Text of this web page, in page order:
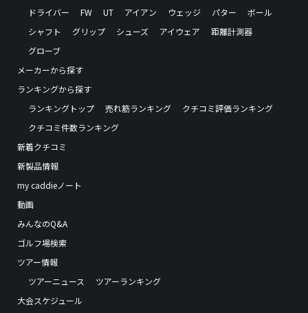
ドライバー
FW UT アイアン ウェッジ パター
ボール
シャフト
グリップ シューズ アイウェア
距離計測器
グローブ
メーカーから探す
ランキングから探す
ランキングトップ
売れ筋ランキング
クチコミ評価ランキング
クチコミ件数ランキング
新着クチコミ
新製品情報
my caddieノート
動画
みんなのQ&A
ゴルフ場検索
ツアー情報
ツアーニュース
ツアーランキング
大会スケジュール